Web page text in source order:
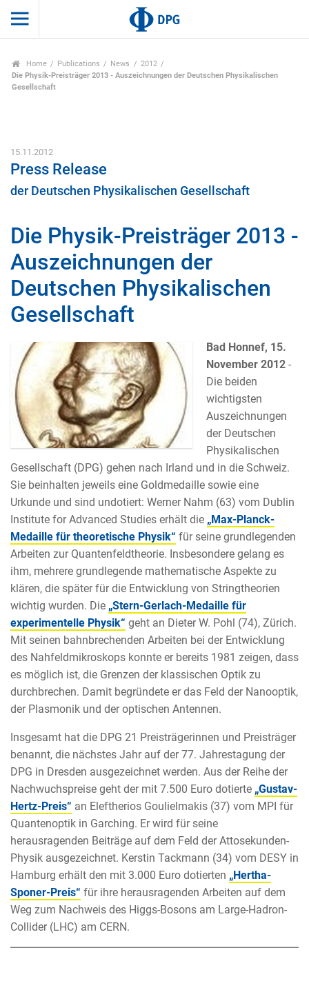
Home Publications News
2012
Die Physik-Preisträger 2013 - Auszeichnungen der Deutschen Physikalischen
Gesellschaft
15.11.2012
Press Release
der Deutschen Physikalischen Gesellschaft
Die Physik-Preisträger 2013 -
Auszeichnungen der
Deutschen Physikalischen
Gesellschaft
Bad Honnef, 15.
November 2012 -
Die beiden
wichtigsten
Auszeichnungen
der Deutschen
Physikalischen
Gesellschaft (DPG) gehen nach Irland und in die Schweiz.
Sie beinhalten jeweils eine Goldmedaille sowie eine
Urkunde und sind undotiert: Werner Nahm (63) vom Dublin
Institute for Advanced Studies erhält die „Max-Planck-
Medaille für theoretische Physik“ für seine grundlegenden
Arbeiten zur Quantenfeldtheorie. Insbesondere gelang es
ihm, mehrere grundlegende mathematische Aspekte zu
klären, die später für die Entwicklung von Stringtheorien
wichtig wurden. Die „Stern-Gerlach-Medaille für
experimentelle Physik“ geht an Dieter W. Pohl (74), Zürich.
Mit seinen bahnbrechenden Arbeiten bei der Entwicklung
des Nahfeldmikroskops konnte er bereits 1981 zeigen, dass
es möglich ist, die Grenzen der klassischen Optik zu
durchbrechen. Damit begründete er das Feld der Nanooptik,
der Plasmonik und der optischen Antennen.
Insgesamt hat die DPG 21 Preisträgerinnen und Preisträger
benannt, die nächstes Jahr auf der 77. Jahrestagung der
DPG in Dresden ausgezeichnet werden. Aus der Reihe der
Nachwuchspreise geht der mit 7.500 Euro dotierte „Gustav-
Hertz-Preis“ an Eleftherios Goulielmakis (37) vom MPI für
Quantenoptik in Garching. Er wird für seine
herausragenden Beiträge auf dem Feld der Attosekunden-
Physik ausgezeichnet. Kerstin Tackmann (34) vom DESY in
Hamburg erhält den mit 3.000 Euro dotierten „Hertha-
Sponer-Preis“ für ihre herausragenden Arbeiten auf dem
Weg zum Nachweis des Higgs-Bosons am Large-Hadron-
Collider (LHC) am CERN.